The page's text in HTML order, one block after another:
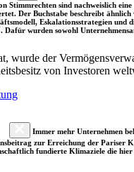
Stimmrechten sind nachweislich
Der Buchstabe beschreibt
Eskalationsstrategien
wurden sowohl
wurde der
von Investoren
Immer mehr Unternehmen
zur Erreichung der
fundierte Klimaziele die